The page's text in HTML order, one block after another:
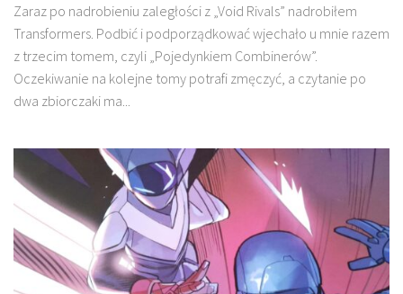
Zaraz po nadrobieniu zaległości z „Void Rivals” nadrobiłem
Transformers. Podbić i podporządkować wjechało u mnie razem
z trzecim tomem, czyli „Pojedynkiem Combinerów”.
Oczekiwanie na kolejne tomy potrafi zmęczyć, a czytanie po
dwa zbiorczaki ma...